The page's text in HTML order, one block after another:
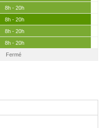
8h - 20h
8h - 20h
8h - 20h
8h - 20h
Fermé